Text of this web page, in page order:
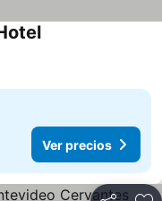
precios
Ver precios
Ver precios